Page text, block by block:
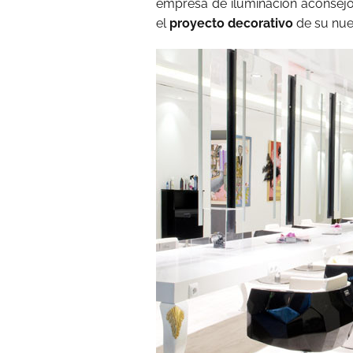
empresa de iluminación
elproyecto decorativo de su